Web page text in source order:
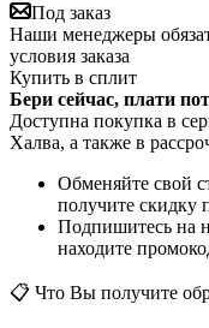
Под заказ
Наши менеджеры
условия заказа
Купить в сплит
Бери сейчас, плати
Доступна покупка в
Халва, а также в
Обменяйте свой
получите
Подпишитесь на
находите
📋 Что Вы получите